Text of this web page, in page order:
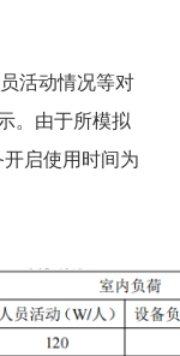
活动情况等对
。由于所模拟
启使用时间为